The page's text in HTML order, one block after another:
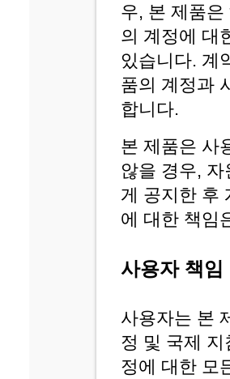
우, 본 제품
의 계정에 대
있습니다. 계
품의 계정과
합니다.
본 제품은 사
않을 경우,
게 공지한 후
에 대한 책임
사용자 책임
사용자는 본
정 및 국제
정에 대한 모